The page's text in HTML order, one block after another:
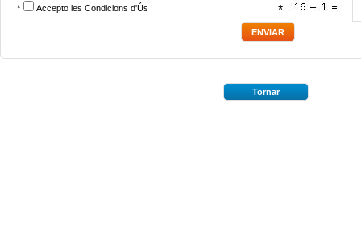
* Accepto les Condicions d'Ús *
Tornar